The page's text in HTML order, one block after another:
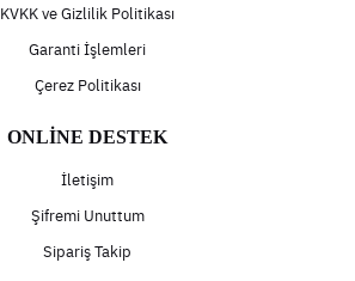
KVKK ve Gizlilik Politikası
Garanti İşlemleri
Çerez Politikası
ONLİNE DESTEK
İletişim
Şifremi Unuttum
Sipariş Takip